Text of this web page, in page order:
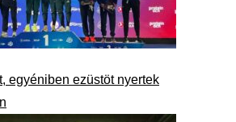
egyéniben ezüstöt nyertek